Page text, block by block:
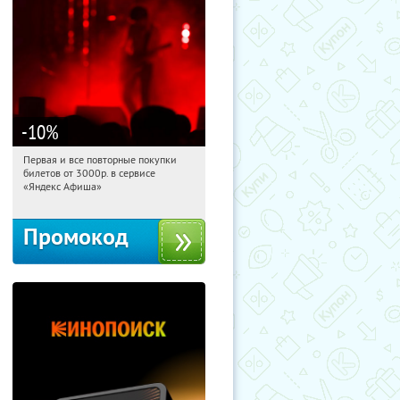
-10%
10:39:16 Получили:
Россия
Первая и все повторные покупки
билетов от 3000р. в сервисе
«Яндекс Афиша»
Промокод